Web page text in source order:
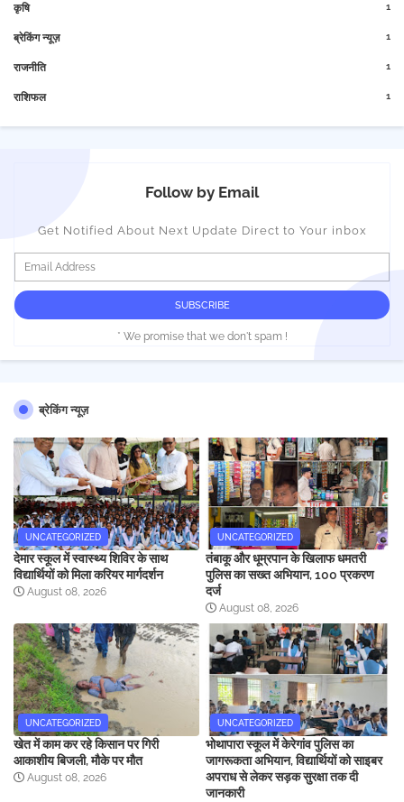
कृषि 1
ब्रेकिंग न्यूज़ 1
राजनीति 1
राशिफल 1
Follow by Email
Get Notified About Next Update Direct to Your inbox
* We promise that we don't spam !
ब्रेकिंग न्यूज़
UNCATEGORIZED
देमार स्कूल में स्वास्थ्य शिविर के साथ
विद्यार्थियों को मिला करियर मार्गदर्शन
August 08, 2026
UNCATEGORIZED
तंबाकू और धूम्रपान के खिलाफ धमतरी
पुलिस का सख्त अभियान, 100 प्रकरण
दर्ज
August 08, 2026
UNCATEGORIZED
खेत में काम कर रहे किसान पर गिरी
आकाशीय बिजली, मौके पर मौत
August 08, 2026
UNCATEGORIZED
भोथापारा स्कूल में केरेगांव पुलिस का
जागरूकता अभियान, विद्यार्थियों को साइबर
अपराध से लेकर सड़क सुरक्षा तक दी
जानकारी